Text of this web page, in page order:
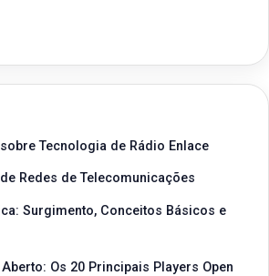
Tecnologia de Rádio Enlace
Redes de Telecomunicações
Surgimento, Conceitos Básicos e
Os 20 Principais Players Open